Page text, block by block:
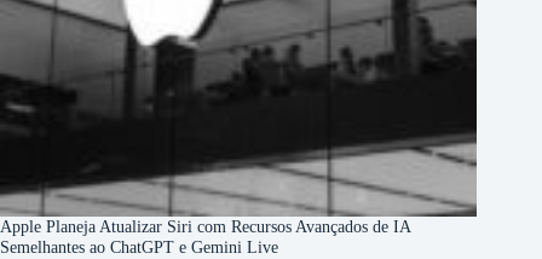
Apple Planeja Atualizar Siri com Recursos Avançados de IA
Semelhantes ao ChatGPT e Gemini Live